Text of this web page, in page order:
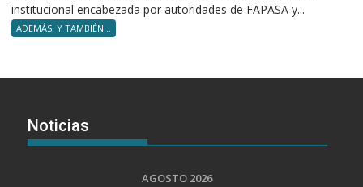
institucional encabezada por autoridades de FAPASA y...
ADEMÁS. Y TAMBIÉN...
Noticias
AGOSTO 2026